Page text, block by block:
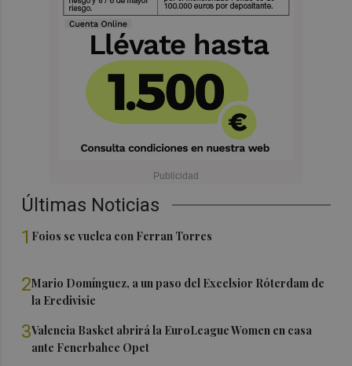
Últimas Noticias
1 Foios se vuelca con Ferran Torres
2Mario Domínguez, a un paso del Excelsior Róterdam de
la Eredivisie
3Valencia Basket abrirá la EuroLeague Women en casa
ante Fenerbahce Opet